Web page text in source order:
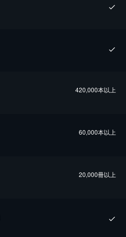
420,000本以上
60,000本以上
20,000冊以上